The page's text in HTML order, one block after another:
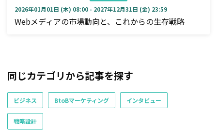
2026年01月01日 (木) 08:00 - 2027年12月31日 (金) 23:59
Webメディアの市場動向と、これからの生存戦略
同じカテゴリから記事を探す
ビジネス BtoBマーケティング インタビュー
戦略設計